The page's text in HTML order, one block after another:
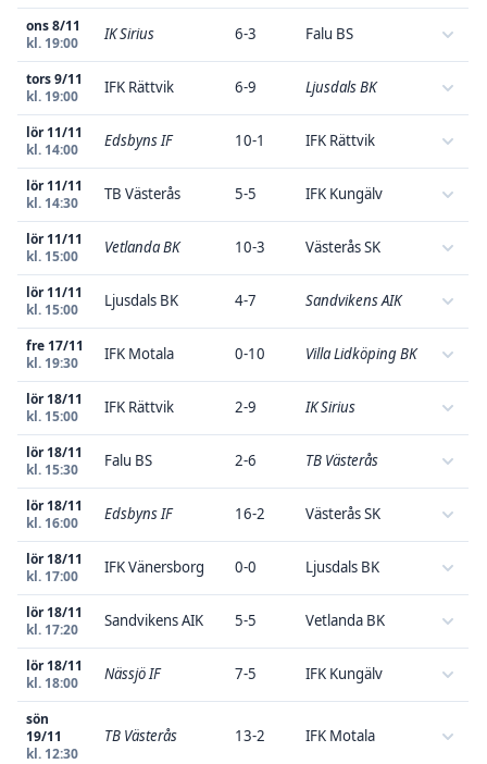
ons 8/11
kl. 19:00
IK Sirius 6-3 Falu BS
tors 9/11
kl. 19:00
IFK Rättvik 6-9 Ljusdals BK
lör 11/11
kl. 14:00
Edsbyns IF 10-1 IFK Rättvik
lör 11/11
kl. 14:30
TB Västerås 5-5 IFK Kungälv
lör 11/11
kl. 15:00
Vetlanda BK 10-3 Västerås SK
lör 11/11
kl. 15:00
Ljusdals BK 4-7 Sandvikens AIK
fre 17/11
kl. 19:30
IFK Motala 0-10 Villa Lidköping BK
lör 18/11
kl. 15:00
IFK Rättvik 2-9 IK Sirius
lör 18/11
kl. 15:30
Falu BS 2-6 TB Västerås
lör 18/11
kl. 16:00
Edsbyns IF 16-2 Västerås SK
lör 18/11
kl. 17:00
IFK Vänersborg 0-0 Ljusdals BK
lör 18/11
kl. 17:20
Sandvikens AIK 5-5 Vetlanda BK
lör 18/11
kl. 18:00
Nässjö IF 7-5 IFK Kungälv
sön
19/11
kl. 12:30
TB Västerås 13-2 IFK Motala